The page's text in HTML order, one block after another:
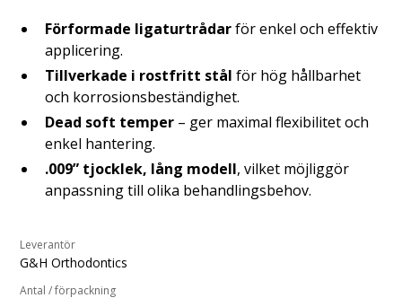
Förformade ligaturtrådarför enkel och effektiv
applicering.
Tillverkade i rostfritt stål för hög hållbarhet
och korrosionsbeständighet.
Dead soft temper – ger maximal flexibilitet och
enkel hantering.
.009” tjocklek, lång modell, vilket möjliggör
anpassning till olika behandlingsbehov.
Leverantör
G&H Orthodontics
Antal / förpackning